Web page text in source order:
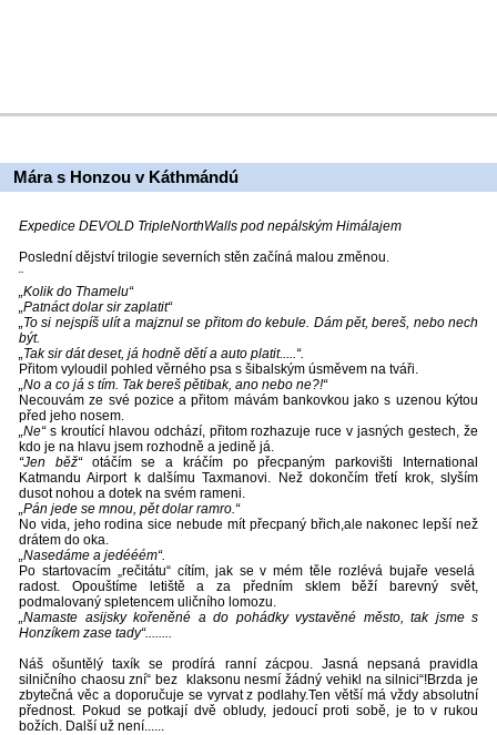
Mára s Honzou v Káthmándú
Expedice DEVOLD TripleNorthWalls pod nepálským Himálajem
Poslední dějství trilogie severních stěn začíná malou změnou.
¨
„Kolik do Thamelu“
„Patnáct dolar sir zaplatit“
„To si nejspíš ulít a majznul se přitom do kebule. Dám pět, bereš, nebo nech
být.
„Tak sir dát deset, já hodně dětí a auto platit.....“.
Přitom vyloudil pohled věrného psa s šibalským úsměvem na tváři.
„No a co já s tím. Tak bereš pětibak, ano nebo ne?!“
Necouvám ze své pozice a přitom mávám bankovkou jako s uzenou kýtou
před jeho nosem.
„Ne“s kroutící hlavou odchází, přitom rozhazuje ruce v jasných gestech, že
kdo je na hlavu jsem rozhodně a jedině já.
“Jen běž“otáčím se a kráčím po přecpaným parkovišti International
Katmandu Airport k dalšímu Taxmanovi. Než dokončím třetí krok, slyším
dusot nohou a dotek na svém rameni.
„Pán jede se mnou, pět dolar ramro.“
No vida, jeho rodina sice nebude mít přecpaný břich,ale nakonec lepší než
drátem do oka.
„Nasedáme a jedééém“.
Po startovacím „rečitátu“ cítím, jak se v mém těle rozlévá bujaře veselá
radost. Opouštíme letiště a za předním sklem běží barevný svět,
podmalovaný spletencem uličního lomozu.
„Namaste asijsky kořeněné a do pohádky vystavěné město, tak jsme s
Honzíkem zase tady“........
Náš ošuntělý taxík se prodírá ranní zácpou. Jasná nepsaná pravidla
silničního chaosu zní“ bez klaksonu nesmí žádný vehikl na silnici“!Brzda je
zbytečná věc a doporučuje se vyrvat z podlahy.Ten větší má vždy absolutní
přednost. Pokud se potkají dvě obludy, jedoucí proti sobě, je to v rukou
božích. Další už není......